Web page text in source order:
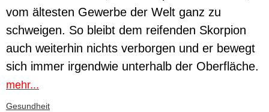
vom ältesten Gewerbe der Welt ganz zu
schweigen. So bleibt dem reifenden Skorpion
auch weiterhin nichts verborgen und er bewegt
sich immer irgendwie unterhalb der Oberfläche.
mehr...
Gesundheit